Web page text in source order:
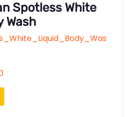
Spotless White
Wash